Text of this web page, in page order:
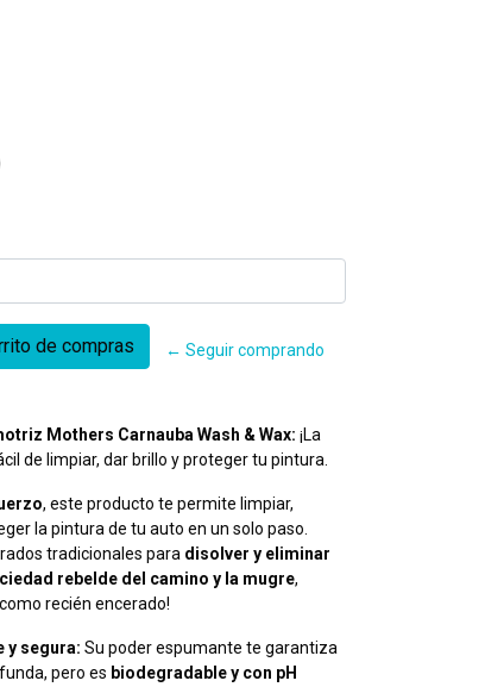
← Seguir comprando
Mothers Carnauba Wash & Wax: ¡La
de limpiar, dar brillo y proteger tu pintura.
, este producto te permite limpiar,
la pintura de tu auto en un solo paso.
tradicionales para disolver y eliminar
rebelde del camino y la mugre,
recién encerado!
y segura: Su poder espumante te garantiza
pero es biodegradable y con pH